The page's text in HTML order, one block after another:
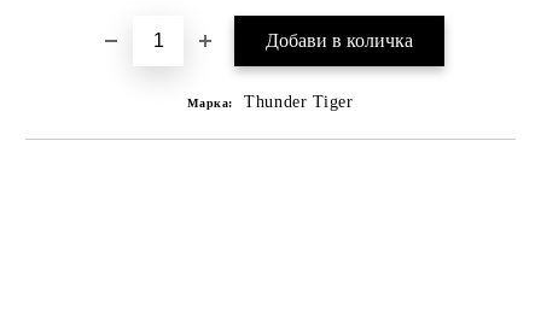
Марка: Thunder Tiger